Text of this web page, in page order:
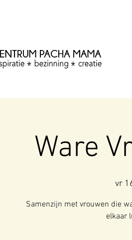
inspiratie, bezinning &
Ware
vr
Samenzijn met vrouwen die
elkaar